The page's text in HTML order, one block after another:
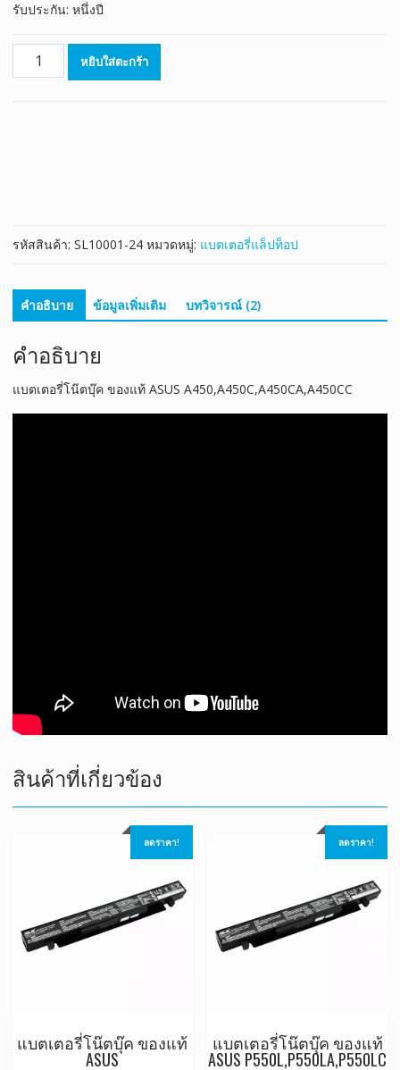
รับประกัน: หนึ่งปี
จำนวน
หยิบใส่ตะกร้า
รหัสสินค้า: SL10001-24 หมวดหมู่: แบตเตอรี่แล็ปท็อป
คำอธิบาย ข้อมูลเพิ่มเติม บทวิจารณ์ (2)
คำอธิบาย
แบตเตอรี่โน๊ตบุ๊ค ของแท้ ASUS A450,A450C,A450CA,A450CC
สินค้าที่เกี่ยวข้อง
ลดราคา!
แบตเตอรี่โน๊ตบุ๊ค ของแท้
ASUS
ลดราคา!
แบตเตอรี่โน๊ตบุ๊ค ของแท้
ASUS P550L,P550LA,P550LC